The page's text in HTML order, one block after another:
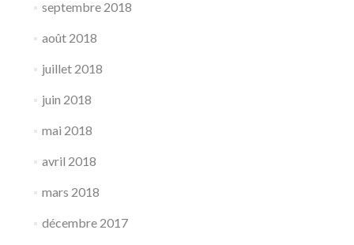
septembre 2018
août 2018
juillet 2018
juin 2018
mai 2018
avril 2018
mars 2018
décembre 2017